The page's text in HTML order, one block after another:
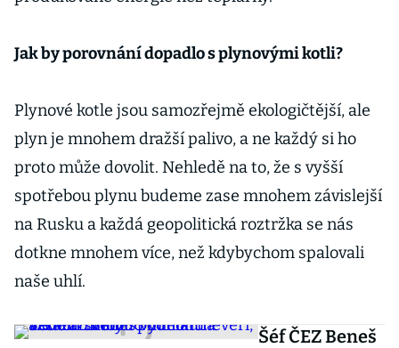
Jak by porovnání dopadlo s plynovými kotli?
Plynové kotle jsou samozřejmě ekologičtější, ale
plyn je mnohem dražší palivo, a ne každý si ho
proto může dovolit. Nehledě na to, že s vyšší
spotřebou plynu budeme zase mnohem závislejší
na Rusku a každá geopolitická roztržka se nás
dotkne mnohem více, než kdybychom spalovali
naše uhlí.
Šéf ČEZ Beneš